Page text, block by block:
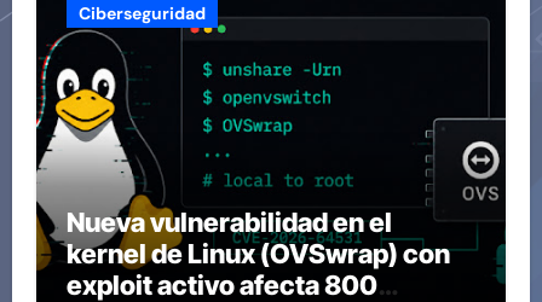
Ciberseguridad
Nueva vulnerabilidad en el
kernel de Linux (OVSwrap) con
exploit activo afecta 800